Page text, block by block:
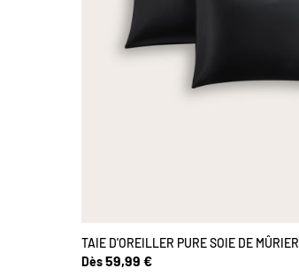
TAIE D'OREILLER PURE SOIE DE MÛRIER
Dès59,99 €